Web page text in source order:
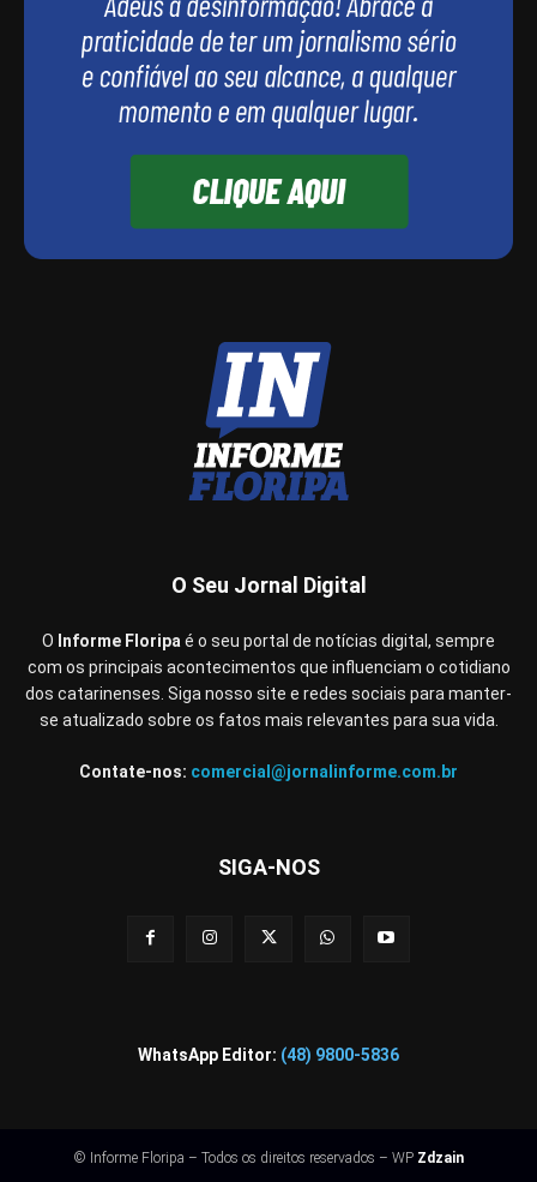
O Seu Jornal Digital
O Informe Floripa é o seu portal de notícias digital, sempre
com os principais acontecimentos que influenciam o cotidiano
dos catarinenses. Siga nosso site e redes sociais para manter-
se atualizado sobre os fatos mais relevantes para sua vida.
Contate-nos: comercial@jornalinforme.com.br
SIGA-NOS
WhatsApp Editor: (48) 9800-5836
© Informe Floripa – Todos os direitos reservados – WP Zdzain